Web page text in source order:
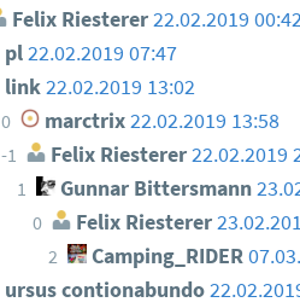
Felix Riesterer22.02.2019
pl22.02.2019 07:47
link22.02.2019 13:02
0 marctrix 22.02.2019 13:58
-1 Felix Riesterer 22.02.2019
1 Gunnar Bittersmann
0 Felix Riesterer
2 Camping_RIDER
ursus contionabundo